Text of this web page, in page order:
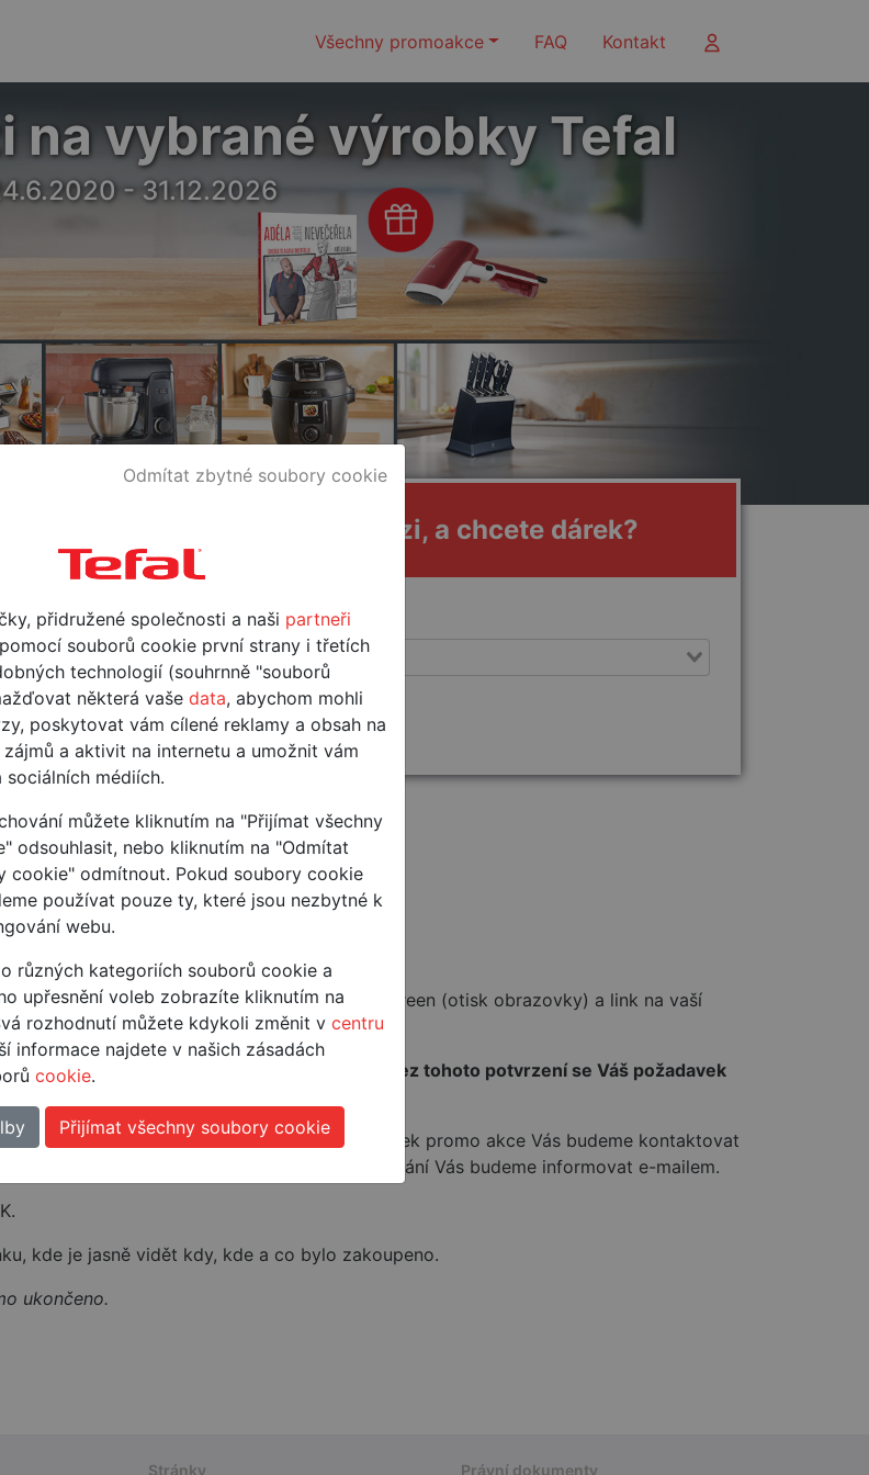
Všechny promoakce FAQ Kontakt
na vybrané výrobky Tefal
- 31.12.2026
této akce, napsali jste recenzi, a chcete dárek?
i Další
Tefal.
formulář nahoře. Budete požádáni o print screen (otisk obrazovky) a link na vaší
a také informace, kam jej máme zaslat
Vámi zadané údaje a potvrďte. Bez tohoto potvrzení se Váš požadavek
ke kontrole. V případě nesplnění podmínek promo akce Vás budeme kontaktovat
budeme odesílat do 21 dnů a o jeho odeslání Vás budeme informovat e-mailem.
kde je jasně vidět kdy, kde a co bylo zakoupeno.
ukončeno.
Stránky Právní dokumenty
Odmítat zbytné soubory cookie
přidružené společnosti a naši partneři
souborů cookie první strany i třetích
technologií (souhrnně "souborů
některá vaše data, abychom mohli
poskytovat vám cílené reklamy a obsah na
a aktivit na internetu a umožnit vám
sociálních médiích.
můžete kliknutím na "Přijímat všechny
odsouhlasit, nebo kliknutím na "Odmítat
cookie" odmítnout. Pokud soubory cookie
používat pouze ty, které jsou nezbytné k
webu.
různých kategoriích souborů cookie a
upřesnění voleb zobrazíte kliknutím na
rozhodnutí můžete kdykoli změnit v centru
informace najdete v našich zásadách
cookie.
Přijímat všechny soubory cookie